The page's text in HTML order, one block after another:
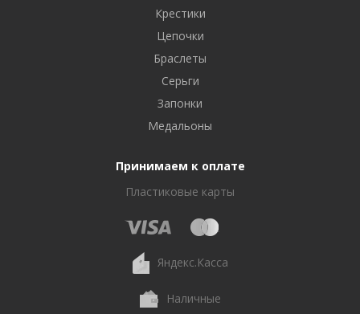
Крестики
Цепочки
Браслеты
Серьги
Запонки
Медальоны
Принимаем к оплате
Пластиковые карты
Яндекс.Касса
Наличные